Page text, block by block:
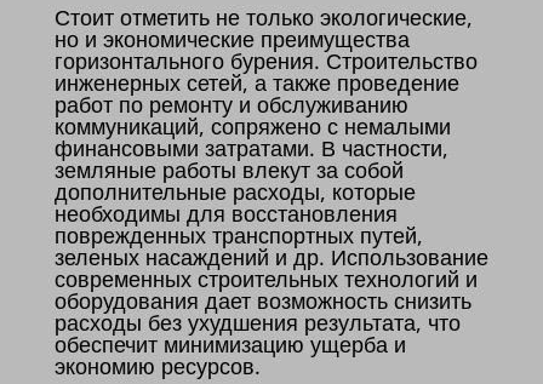
Стоит отметить не только экологические,
но и экономические преимущества
горизонтального бурения. Строительство
инженерных сетей, а также проведение
работ по ремонту и обслуживанию
коммуникаций, сопряжено с немалыми
финансовыми затратами. В частности,
земляные работы влекут за собой
дополнительные расходы, которые
необходимы для восстановления
поврежденных транспортных путей,
зеленых насаждений и др. Использование
современных строительных технологий и
оборудования дает возможность снизить
расходы без ухудшения результата, что
обеспечит минимизацию ущерба и
экономию ресурсов.